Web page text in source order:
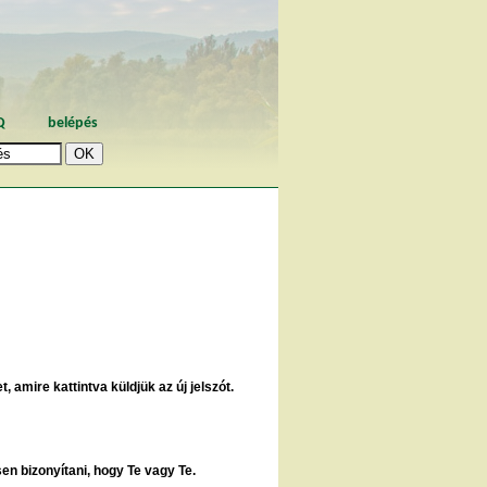
belépés
amire kattintva küldjük az új jelszót.
bizonyítani, hogy Te vagy Te.